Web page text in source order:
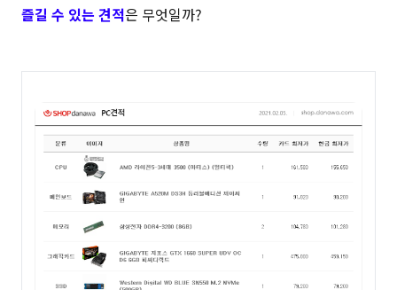
즐길 수 있는 견적은 무엇일까?